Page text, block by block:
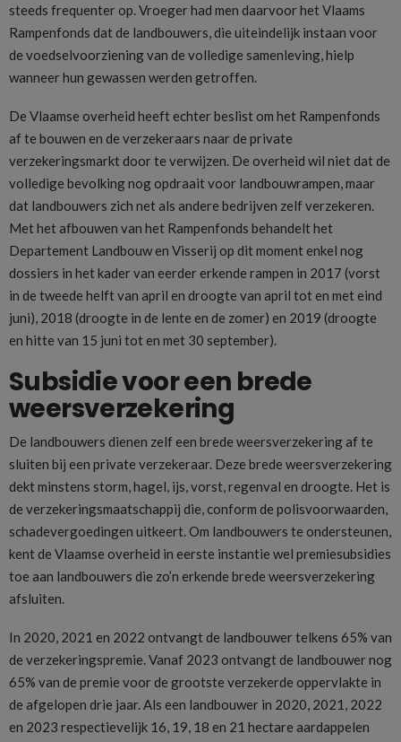
steeds frequenter op. Vroeger had men daarvoor het Vlaams
Rampenfonds dat de landbouwers, die uiteindelijk instaan voor
de voedselvoorziening van de volledige samenleving, hielp
wanneer hun gewassen werden getroffen.
De Vlaamse overheid heeft echter beslist om het Rampenfonds
af te bouwen en de verzekeraars naar de private
verzekeringsmarkt door te verwijzen. De overheid wil niet dat de
volledige bevolking nog opdraait voor landbouwrampen, maar
dat landbouwers zich net als andere bedrijven zelf verzekeren.
Met het afbouwen van het Rampenfonds behandelt het
Departement Landbouw en Visserij op dit moment enkel nog
dossiers in het kader van eerder erkende rampen in 2017 (vorst
in de tweede helft van april en droogte van april tot en met eind
juni), 2018 (droogte in de lente en de zomer) en 2019 (droogte
en hitte van 15 juni tot en met 30 september).
Subsidie voor een brede
weersverzekering
De landbouwers dienen zelf een brede weersverzekering af te
sluiten bij een private verzekeraar. Deze brede weersverzekering
dekt minstens storm, hagel, ijs, vorst, regenval en droogte. Het is
de verzekeringsmaatschappij die, conform de polisvoorwaarden,
schadevergoedingen uitkeert. Om landbouwers te ondersteunen,
kent de Vlaamse overheid in eerste instantie wel premiesubsidies
toe aan landbouwers die zo’n erkende brede weersverzekering
afsluiten.
In 2020, 2021 en 2022 ontvangt de landbouwer telkens 65% van
de verzekeringspremie. Vanaf 2023 ontvangt de landbouwer nog
65% van de premie voor de grootste verzekerde oppervlakte in
de afgelopen drie jaar. Als een landbouwer in 2020, 2021, 2022
en 2023 respectievelijk 16, 19, 18 en 21 hectare aardappelen